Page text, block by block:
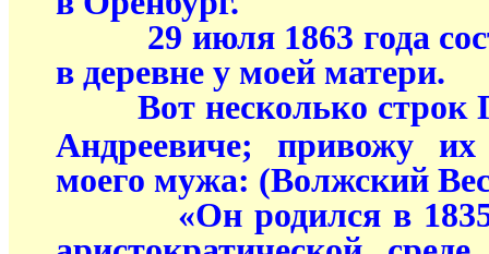
29 июля 1863 года
в деревне у моей матери.
Вот несколько строк
Андреевиче; привожу их
моего мужа: (Волжский
«Он родился в 1835